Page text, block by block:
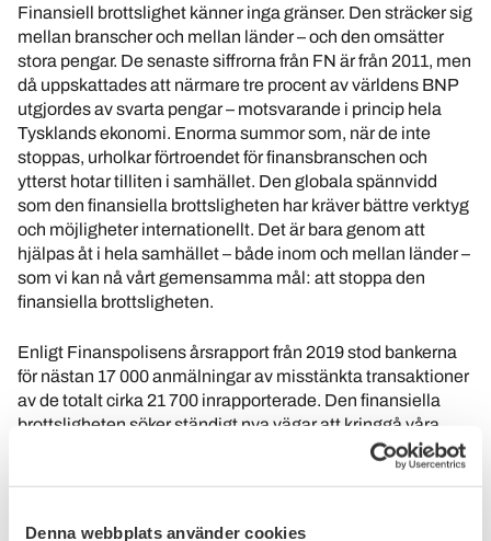
Denna webbplats använder cookies
Finansiell brottslighet känner inga gränser. Den sträcker sig
mellan branscher och mellan länder – och den omsätter
stora pengar. De senaste siffrorna från FN är från 2011, men
då uppskattades att närmare tre procent av världens BNP
utgjordes av svarta pengar – motsvarande i princip hela
Tysklands ekonomi. Enorma summor som, när de inte
stoppas, urholkar förtroendet för finansbranschen och
ytterst hotar tilliten i samhället. Den globala spännvidd
som den finansiella brottsligheten har kräver bättre verktyg
och möjligheter internationellt. Det är bara genom att
hjälpas åt i hela samhället – både inom och mellan länder –
som vi kan nå vårt gemensamma mål: att stoppa den
finansiella brottsligheten.
Enligt Finanspolisens årsrapport från 2019 stod bankerna
för nästan 17 000 anmälningar av misstänkta transaktioner
av de totalt cirka 21 700 inrapporterade. Den finansiella
brottsligheten söker ständigt nya vägar att kringgå våra
regelverk och dessvärre har lagstiftningen inte hängt med.
Dagens lagstiftning gör det svårt för banker, företag och